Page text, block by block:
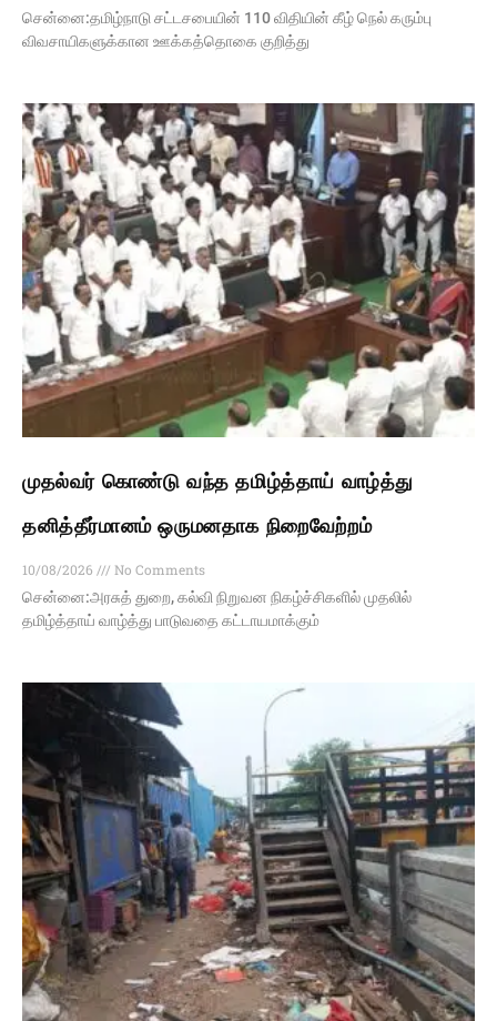
சென்னை:தமிழ்நாடு சட்டசபையின் 110 விதியின் கீழ் நெல் கரும்பு
விவசாயிகளுக்கான ஊக்கத்தொகை குறித்து
முதல்வர் கொண்டு வந்த தமிழ்த்தாய் வாழ்த்து
தனித்தீர்மானம் ஒருமனதாக நிறைவேற்றம்
10/08/2026
No Comments
சென்னை:அரசுத் துறை, கல்வி நிறுவன நிகழ்ச்சிகளில் முதலில்
தமிழ்த்தாய் வாழ்த்து பாடுவதை கட்டாயமாக்கும்